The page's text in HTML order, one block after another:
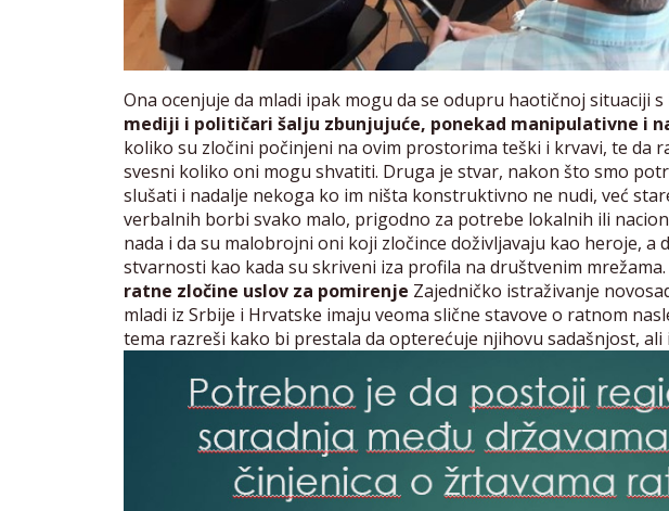
Ona ocenjuje da mladi ipak mogu da se odupru haotičnoj situaciji
mediji i političari šalju zbunjujuće, ponekad manipulativne i
koliko su zločini počinjeni na ovim prostorima teški i krvavi, te da
svesni koliko oni mogu shvatiti. Druga je stvar, nakon što smo
slušati i nadalje nekoga ko im ništa konstruktivno ne nudi, već
verbalnih borbi svako malo, prigodno za potrebe lokalnih ili
nada i da su malobrojni oni koji zločince doživljavaju kao heroje,
stvarnosti kao kada su skriveni iza profila na društvenim mrežama.
ratne zločine uslov za pomirenje Zajedničko istraživanje
mladi iz Srbije i Hrvatske imaju veoma slične stavove o ratnom
tema razreši kako bi prestala da opterećuje njihovu sadašnjost, ali